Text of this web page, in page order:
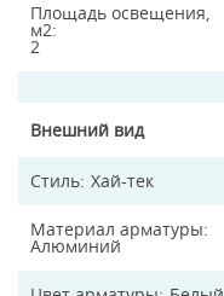
Площадь освещения,
м2
2
Внешний вид
Стиль Хай-тек
Материал арматуры
Алюминий